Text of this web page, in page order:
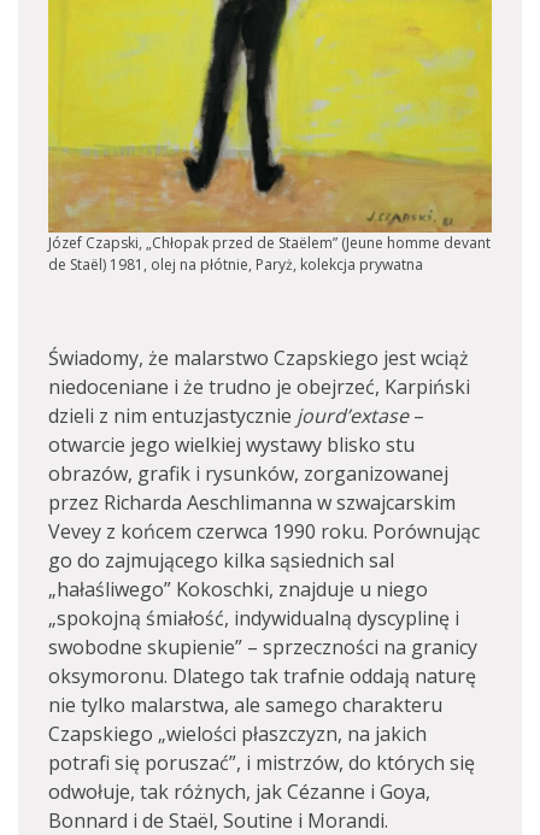
Józef Czapski, „Chłopak przed de Staëlem” (Jeune homme devant
de Staël) 1981, olej na płótnie, Paryż, kolekcja prywatna
Świadomy, że malarstwo Czapskiego jest wciąż
niedoceniane i że trudno je obejrzeć, Karpiński
dzieli z nim entuzjastycznie jourd’extase–
otwarcie jego wielkiej wystawy blisko stu
obrazów, grafik i rysunków, zorganizowanej
przez Richarda Aeschlimanna w szwajcarskim
Vevey z końcem czerwca 1990 roku. Porównując
go do zajmującego kilka sąsiednich sal
„hałaśliwego” Kokoschki, znajduje u niego
„spokojną śmiałość, indywidualną dyscyplinę i
swobodne skupienie” – sprzeczności na granicy
oksymoronu. Dlatego tak trafnie oddają naturę
nie tylko malarstwa, ale samego charakteru
Czapskiego „wielości płaszczyzn, na jakich
potrafi się poruszać”, i mistrzów, do których się
odwołuje, tak różnych, jak Cézanne i Goya,
Bonnard i de Staël, Soutine i Morandi.